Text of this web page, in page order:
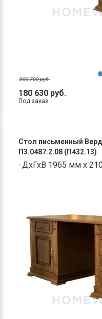
180 630 руб.
200 700 руб.
Под заказ
Стол письменный
П3.0487.2.08 (П432.13)
· ДхГхВ 1965 мм х